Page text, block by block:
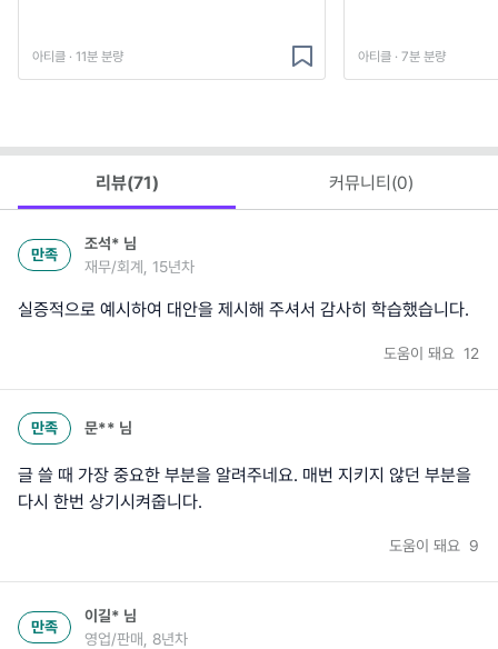
아티클 · 11분 분량 아티클 · 7분 분량
리뷰(71) 커뮤니티(0)
만족
조석* 님
재무/회계, 15년차
실증적으로 예시하여 대안을 제시해 주셔서 감사히 학습했습니다.
도움이 돼요 12
만족 문** 님
글 쓸 때 가장 중요한 부분을 알려주네요. 매번 지키지 않던 부분을
다시 한번 상기시켜줍니다.
도움이 돼요 9
만족
이길* 님
영업/판매, 8년차